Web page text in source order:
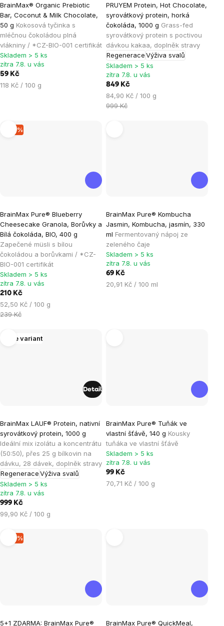
BrainMax® Organic Prebiotic
Bar, Coconut & Milk Chocolate,
50 g Kokosová tyčinka s
mléčnou čokoládou plná
vlákniny / *CZ-BIO-001 certifikát
hodnocení
produktu
je
5,0
z
5
hvězdiček.
Skladem > 5 ks
zítra 7.8. u vás
59 Kč
Měrná
118 Kč / 100 g
PRUYEM Protein, Hot Chocolate,
syrovátkový protein, horká
čokoláda, 1000 g Grass-fed
syrovátkový protein s poctivou
dávkou kakaa, doplněk stravy
RegeneraceVýživa svalů
hodnocení
produktu
je
4,7
z
5
hvězdiček.
Skladem > 5 ks
zítra 7.8. u vás
849 Kč
Měrná
cena:
84,90 Kč / 100 g
999 Kč
–12 %
BrainMax Pure® Blueberry
Cheesecake Granola, Borůvky a
Bílá čokoláda, BIO, 400 g
Zapečené müsli s bílou
čokoládou a borůvkami / *CZ-
BIO-001 certifikát
hodnocení
produktu
je
4,9
z
5
hvězdiček.
Skladem > 5 ks
zítra 7.8. u vás
210 Kč
Měrná
cena:
52,50 Kč / 100 g
239 Kč
BrainMax Pure® Kombucha
Jasmin, Kombucha, jasmín, 330
ml Fermentovaný nápoj ze
zeleného čaje
hodnocení
produktu
je
5,0
z
Skladem > 5 ks
zítra 7.8. u vás
69 Kč
Měrná
20,91 Kč / 100 ml
Více variant
BrainMax LAUF® Protein, nativní
syrovátkový protein, 1000 g
Ideální mix izolátu a koncentrátu
(50:50), přes 25 g bílkovin na
dávku, 28 dávek, doplněk stravy
RegeneraceVýživa svalů
hodnocení
produktu
je
4,6
z
5
hvězdiček.
Skladem > 5 ks
zítra 7.8. u vás
999 Kč
Měrná
99,90 Kč / 100 g
Detail
BrainMax Pure® Tuňák ve
vlastní šťávě, 140 g Kousky
tuňáka ve vlastní šťávě
hodnocení
produktu
je
5,0
z
5
Skladem > 5 ks
zítra 7.8. u vás
99 Kč
Měrná
70,71 Kč / 100 g
–16 %
5+1 ZDARMA: BrainMax Pure® BrainMax Pure® QuickMeal,